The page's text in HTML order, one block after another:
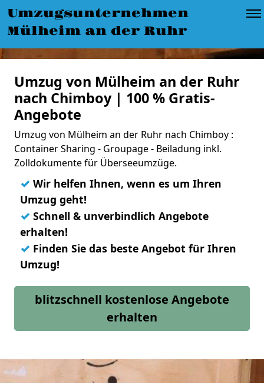
Umzugsunternehmen
Mülheim an der Ruhr
Umzug von Mülheim an der Ruhr
nach Chimboy | 100 % Gratis-
Angebote
Umzug von Mülheim an der Ruhr nach Chimboy :
Container Sharing - Groupage - Beiladung inkl.
Zolldokumente für Überseeumzüge.
✓ Wir helfen Ihnen, wenn es um Ihren
Umzug geht!
✓ Schnell & unverbindlich Angebote
erhalten!
✓ Finden Sie das beste Angebot für Ihren
Umzug!
blitzschnell kostenlose Angebote
erhalten